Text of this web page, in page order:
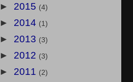
► 2015 (4)
► 2014 (1)
► 2013 (3)
► 2012 (3)
► 2011 (2)